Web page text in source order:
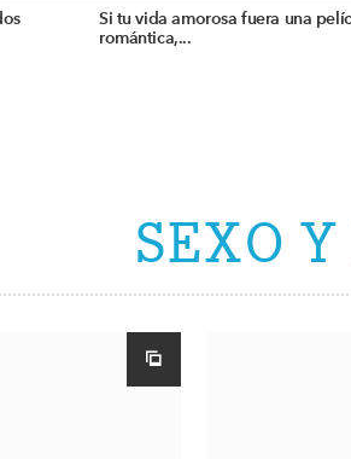
Si tu vida amorosa fuera una
romántica,...
SEXO